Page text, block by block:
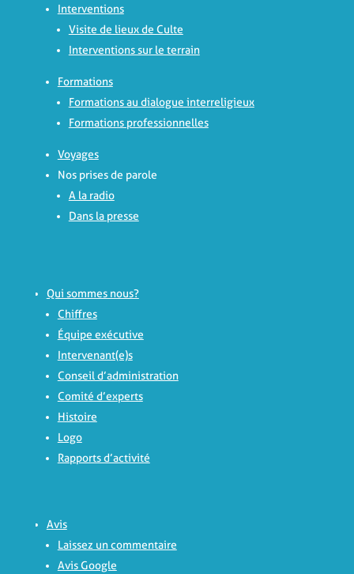
Interventions
Visite de lieux de Culte
Interventions sur le terrain
Formations
Formations au dialogue interreligieux
Formations professionnelles
Voyages
Nos prises de parole
A la radio
Dans la presse
Qui sommes nous?
Chiffres
Équipe exécutive
Intervenant(e)s
Conseil d’administration
Comité d’experts
Histoire
Logo
Rapports d’activité
Avis
Laissez un commentaire
Avis Google